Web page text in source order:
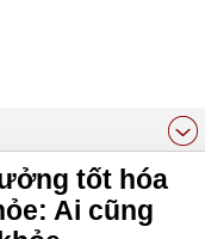
tốt hóa
Ai cũng